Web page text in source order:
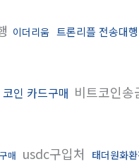
이더리움 트론리플 전송대행
코인 카드구매 비트코인송
매 usdc구입처 태더원화